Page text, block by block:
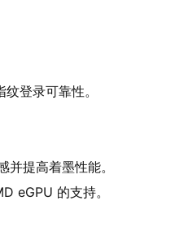
登录可靠性。
提高着墨性能。
eGPU 的支持。